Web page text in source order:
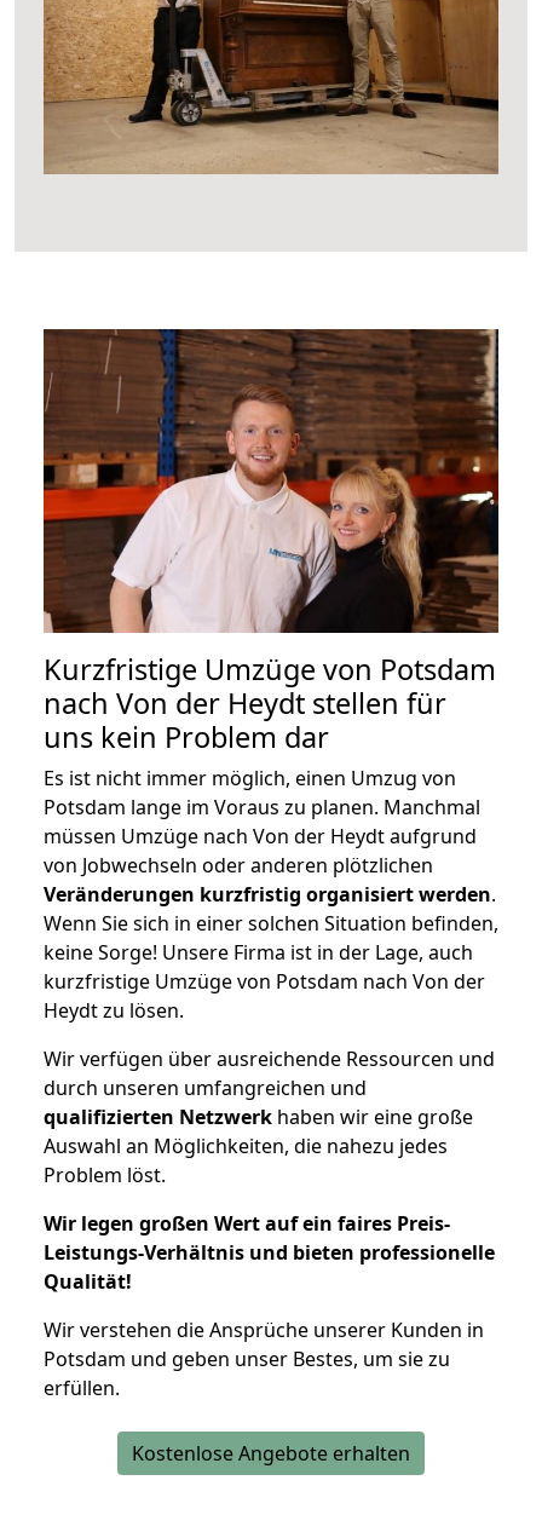
Kurzfristige Umzüge von Potsdam
nach Von der Heydt stellen für
uns kein Problem dar
Es ist nicht immer möglich, einen Umzug von
Potsdam lange im Voraus zu planen. Manchmal
müssen Umzüge nach Von der Heydt aufgrund
von Jobwechseln oder anderen plötzlichen
Veränderungen kurzfristig organisiert werden.
Wenn Sie sich in einer solchen Situation befinden,
keine Sorge! Unsere Firma ist in der Lage, auch
kurzfristige Umzüge von Potsdam nach Von der
Heydt zu lösen.
Wir verfügen über ausreichende Ressourcen und
durch unseren umfangreichen und
qualifizierten Netzwerk haben wir eine große
Auswahl an Möglichkeiten, die nahezu jedes
Problem löst.
Wir legen großen Wert auf ein faires Preis-
Leistungs-Verhältnis und bieten professionelle
Qualität!
Wir verstehen die Ansprüche unserer Kunden in
Potsdam und geben unser Bestes, um sie zu
erfüllen.
Kostenlose Angebote erhalten